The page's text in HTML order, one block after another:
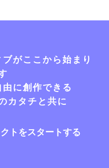
がここから始まり
に創作できる
カタチと共に
トをスタートする